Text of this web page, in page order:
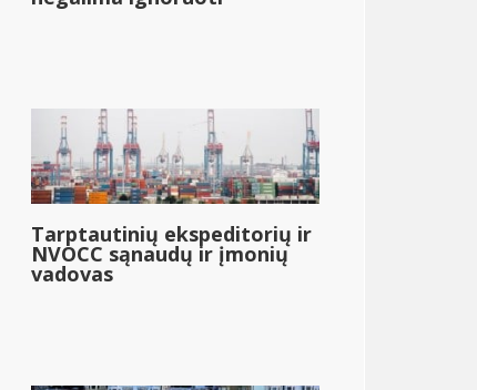
Tarptautinių ekspeditorių ir
NVOCC sąnaudų ir įmonių
vadovas